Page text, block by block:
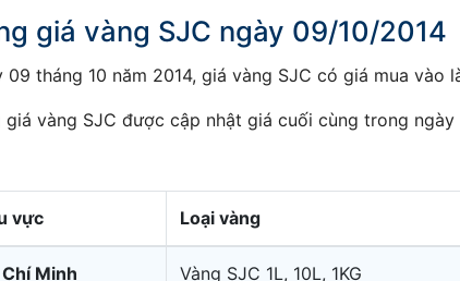
giá vàng SJC ngày 09/10/2014
09 tháng 10 năm 2014, giá vàng SJC có giá mua
giá vàng SJC được cập nhật giá cuối cùng trong ngày
vực
Loại vàng
Minh Vàng SJC 1L, 10L, 1KG